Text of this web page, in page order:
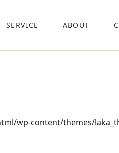
SERVICE ABOUT
wp-content/themes/